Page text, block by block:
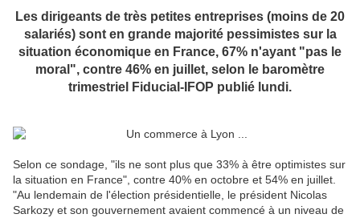
Les dirigeants de très petites entreprises (moins de 20
salariés) sont en grande majorité pessimistes sur la
situation économique en France, 67% n'ayant "pas le
moral", contre 46% en juillet, selon le baromètre
trimestriel Fiducial-IFOP publié lundi.
Selon ce sondage, "ils ne sont plus que 33% à être optimistes sur
la situation en France", contre 40% en octobre et 54% en juillet.
"Au lendemain de l'élection présidentielle, le président Nicolas
Sarkozy et son gouvernement avaient commencé à un niveau de